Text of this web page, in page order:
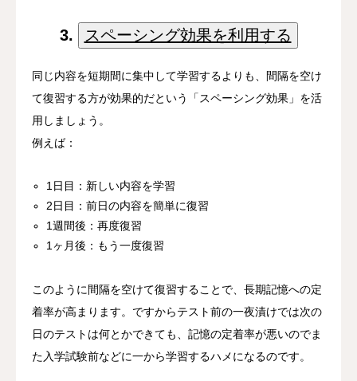
3. スペーシング効果を利用する
同じ内容を短期間に集中して学習するよりも、間隔を空け
て復習する方が効果的だという「スペーシング効果」を活
用しましょう。
例えば：
1日目：新しい内容を学習
2日目：前日の内容を簡単に復習
1週間後：再度復習
1ヶ月後：もう一度復習
このように間隔を空けて復習することで、長期記憶への定
着率が高まります。ですからテスト前の一夜漬けでは次の
日のテストは何とかできても、記憶の定着率が悪いのでま
た入学試験前などに一から学習するハメになるのです。